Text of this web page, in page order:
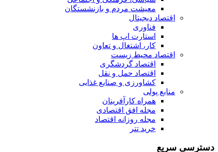
معیشت مردم و بازنشستگان
اقتصاد دیجیتال
فناوری
استارت اپ ها
کار، اشتغال و تعاون
اقتصاد محیط زیست
اقتصاد گردشگری
اقتصاد حمل و نقل
کشاورزی و صنایع غذایی
منابع پولی
همراه کارآفرینان
مجله افق اقتصادی
مجله روزانه اقتصاد
خرید تتر
دسترسی سریع